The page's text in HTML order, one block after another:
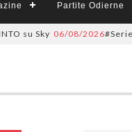
Partite Odierne
Sky 06/08/2026